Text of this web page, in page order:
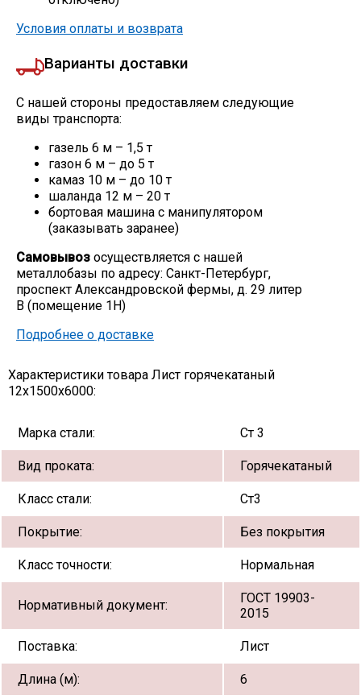
Условия оплаты и возврата
Варианты доставки
С нашей стороны предоставляем следующие
виды транспорта:
газель 6 м – 1,5 т
газон 6 м – до 5 т
камаз 10 м – до 10 т
шаланда 12 м – 20 т
бортовая машина с манипулятором
(заказывать заранее)
Самовывоз осуществляется с нашей
металлобазы по адресу: Санкт-Петербург,
проспект Александровской фермы, д. 29 литер
В (помещение 1Н)
Подробнее о доставке
Характеристики товара Лист горячекатаный
12х1500х6000:
Марка стали: Ст 3
Вид проката: Горячекатаный
Класс стали: Ст3
Покрытие: Без покрытия
Класс точности: Нормальная
Нормативный документ:
ГОСТ 19903-
2015
Поставка: Лист
Длина (м): 6